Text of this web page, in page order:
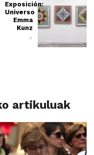
Exposición:
Universo
Emma
Kunz
>
artikuluak